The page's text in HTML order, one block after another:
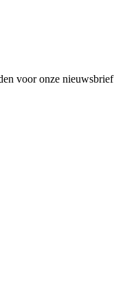
voor onze nieuwsbrief